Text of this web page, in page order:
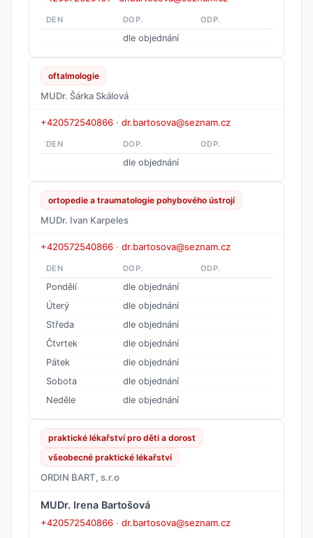
DEN DOP. ODP.
dle objednání
oftalmologie
MUDr. Šárka Skálová
+420572540866 · dr.bartosova@seznam.cz
DEN DOP. ODP.
dle objednání
ortopedie a traumatologie pohybového ústrojí
MUDr. Ivan Karpeles
+420572540866 · dr.bartosova@seznam.cz
DEN DOP. ODP.
Pondělí
dle objednání
Úterý
dle objednání
Středa
dle objednání
Čtvrtek
dle objednání
Pátek
dle objednání
Sobota
dle objednání
Neděle
dle objednání
praktické lékařství pro děti a dorost
všeobecné praktické lékařství
ORDIN BART, s.r.o
MUDr. Irena Bartošová
+420572540866 · dr.bartosova@seznam.cz